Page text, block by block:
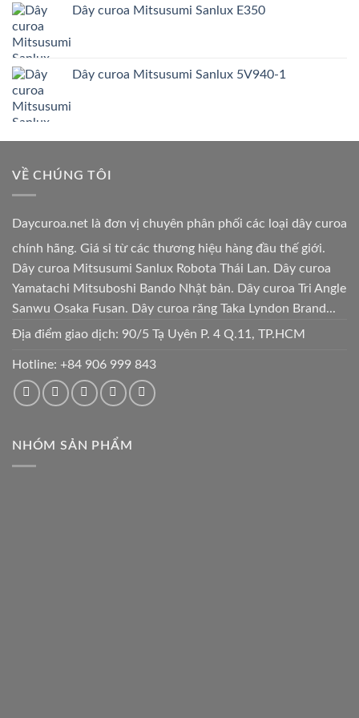
Dây curoa Mitsusumi Sanlux E350
Dây curoa Mitsusumi Sanlux 5V940-1
VỀ CHÚNG TÔI
Daycuroa.net là đơn vị chuyên phân phối các loại dây curoa
chính hãng. Giá sỉ từ các thương hiệu hàng đầu thế giới.
Dây curoa Mitsusumi Sanlux Robota Thái Lan. Dây curoa
Yamatachi Mitsuboshi Bando Nhật bản. Dây curoa Tri Angle
Sanwu Osaka Fusan. Dây curoa răng Taka Lyndon Brand...
Địa điểm giao dịch: 90/5 Tạ Uyên P. 4 Q.11, TP.HCM
Hotline: +84 906 999 843
NHÓM SẢN PHẨM